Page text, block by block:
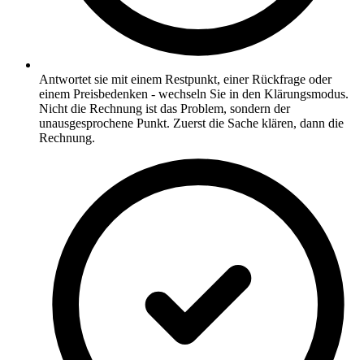
Antwortet sie mit einem Restpunkt, einer Rückfrage oder
einem Preisbedenken - wechseln Sie in den Klärungsmodus.
Nicht die Rechnung ist das Problem, sondern der
unausgesprochene Punkt. Zuerst die Sache klären, dann die
Rechnung.